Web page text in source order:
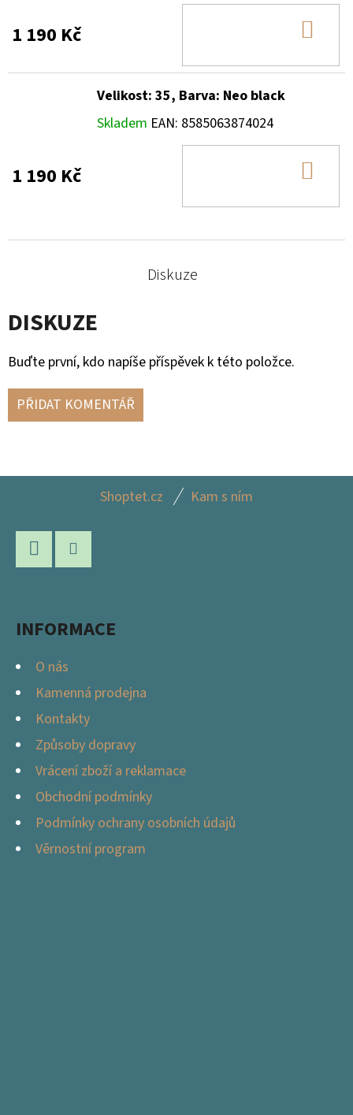
1 190 Kč
Velikost: 35, Barva: Neo black
Skladem EAN: 8585063874024
1 190 Kč
Diskuze
DISKUZE
Buďte první, kdo napíše příspěvek k této položce.
PŘIDAT KOMENTÁŘ
Shoptet.cz Kam s ním
INFORMACE
O nás
Kamenná prodejna
Kontakty
Způsoby dopravy
Vrácení zboží a reklamace
Obchodní podmínky
Podmínky ochrany osobních údajů
Věrnostní program